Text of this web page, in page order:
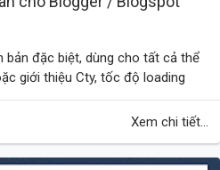
bản đặc biệt, dùng cho tất cả thể
giới thiệu Cty, tốc độ loading
Xem chi tiết...